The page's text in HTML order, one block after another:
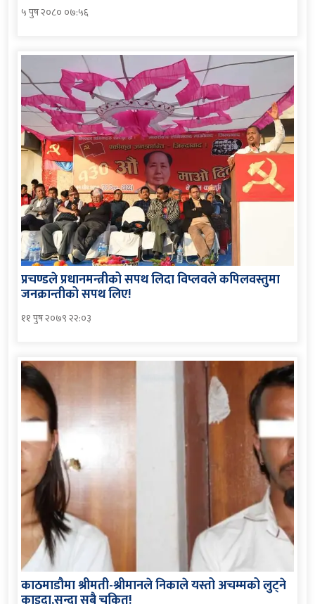
५ पुष २०८० ०७:५६
प्रचण्डले प्रधानमन्त्रीको सपथ लिदा विप्लवले कपिलवस्तुमा
जनक्रान्तीको सपथ लिए!
११ पुष २०७९ २२:०३
काठमाडौमा श्रीमती-श्रीमानले निकाले यस्तो अचम्मको लुट्ने